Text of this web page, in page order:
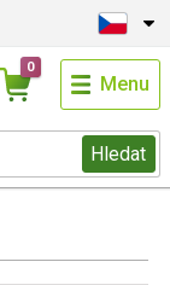
Hledat
0
Menu